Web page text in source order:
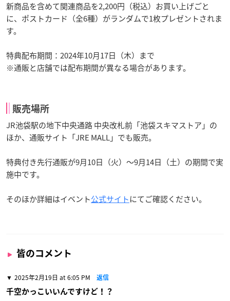
新商品を含めて関連商品を2,200円（税込）お買い上げごと
に、ポストカード（全6種）がランダムで1枚プレゼントされま
す。
特典配布期間：2024年10月17日（木）まで
※通販と店舗では配布期間が異なる場合があります。
販売場所
JR池袋駅の地下中央通路 中央改札前「池袋スキマストア」の
ほか、通販サイト「JRE MALL」でも販売。
特典付き先行通販が9月10日（火）～9月14日（土）の期間で実
施中です。
そのほか詳細はイベント公式サイトにてご確認ください。
皆のコメント
2025年2月19日 at 6:05 PM 返信
千空かっこいいんですけど！？